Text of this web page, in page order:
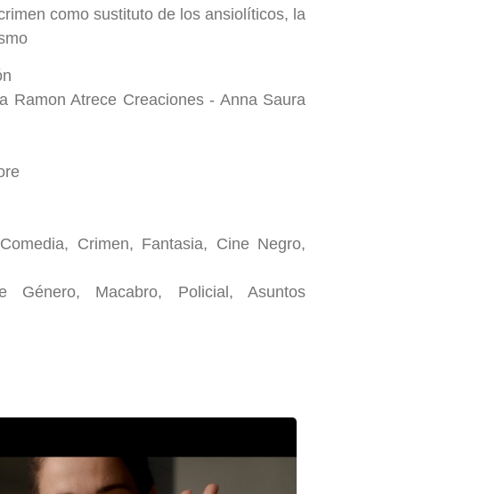
como sustituto de los ansiolíticos, la
Ramon Atrece Creaciones - Anna Saura
Crimen, Fantasia, Cine Negro,
Género, Macabro, Policial, Asuntos